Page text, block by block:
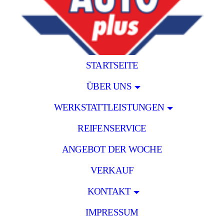
STARTSEITE
ÜBER UNS
WERKSTATTLEISTUNGEN
REIFENSERVICE
ANGEBOT DER WOCHE
VERKAUF
KONTAKT
IMPRESSUM